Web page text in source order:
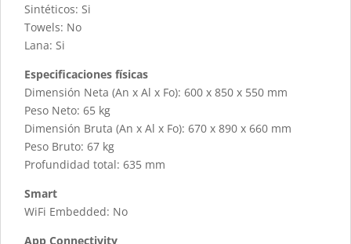
Sintéticos: Si
Towels: No
Lana: Si
Especificaciones físicas
Dimensión Neta (An x Al x Fo): 600 x 850 x 550 mm
Peso Neto: 65 kg
Dimensión Bruta (An x Al x Fo): 670 x 890 x 660 mm
Peso Bruto: 67 kg
Profundidad total: 635 mm
Smart
WiFi Embedded: No
App Connectivity